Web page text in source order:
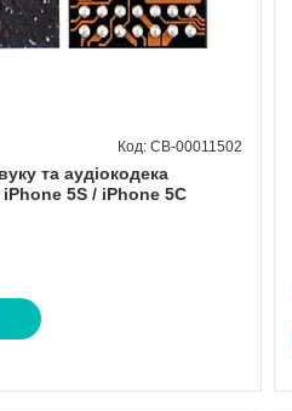
та аудіокодека
5S / iPhone 5C
CB-00011502